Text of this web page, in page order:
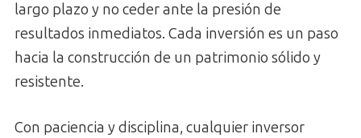
largo plazo y no ceder ante la presión de
resultados inmediatos. Cada inversión es un paso
hacia la construcción de un patrimonio sólido y
resistente.
Con paciencia y disciplina, cualquier inversor